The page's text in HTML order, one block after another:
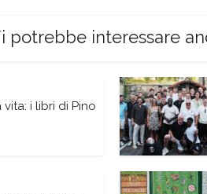
potrebbe interessare
i libri di Pino